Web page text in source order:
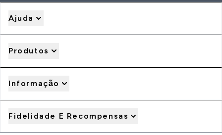
Ajuda
Produtos
Informação
Fidelidade E Recompensas